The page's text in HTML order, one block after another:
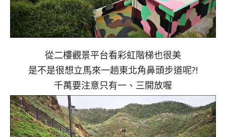
從二樓觀景平台看彩虹階梯也很美
是不是很想立馬來一趟東北角鼻頭步道呢?!
千萬要注意只有一、三開放喔